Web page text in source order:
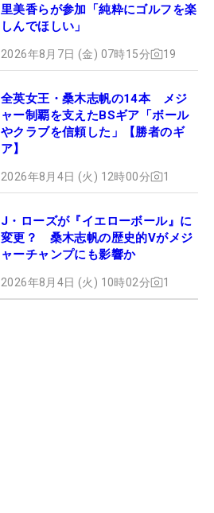
里美香らが参加「純粋にゴルフを楽
しんでほしい」
2026年8月7日 (金) 07時15分 19
全英女王・桑木志帆の14本 メジ
ャー制覇を支えたBSギア「ボール
やクラブを信頼した」【勝者のギ
ア】
2026年8月4日 (火) 12時00分 1
J・ローズが『イエローボール』に
変更？ 桑木志帆の歴史的Vがメジ
ャーチャンプにも影響か
2026年8月4日 (火) 10時02分 1